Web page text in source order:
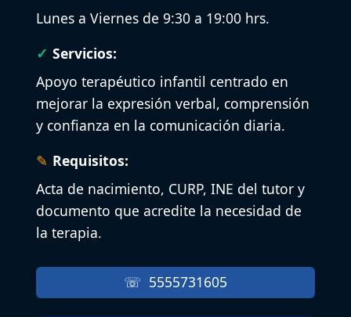
Lunes a Viernes de 9:30 a 19:00 hrs.
Servicios:
Apoyo terapéutico infantil centrado en
mejorar la expresión verbal, comprensión
y confianza en la comunicación diaria.
Requisitos:
Acta de nacimiento, CURP, INE del tutor y
documento que acredite la necesidad de
la terapia.
5555731605